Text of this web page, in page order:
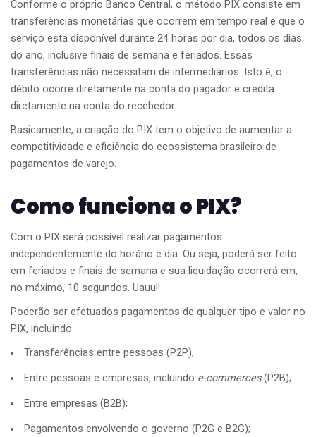
Conforme o próprio Banco Central, o método PIX consiste em
transferências monetárias que ocorrem em tempo real e que o
serviço está disponível durante 24 horas por dia, todos os dias
do ano, inclusive finais de semana e feriados. Essas
transferências não necessitam de intermediários. Isto é, o
débito ocorre diretamente na conta do pagador e credita
diretamente na conta do recebedor.
Basicamente, a criação do PIX tem o objetivo de aumentar a
competitividade e eficiência do ecossistema brasileiro de
pagamentos de varejo.
Como funciona o PIX?
Com o PIX será possível realizar pagamentos
independentemente do horário e dia. Ou seja, poderá ser feito
em feriados e finais de semana e sua liquidação ocorrerá em,
no máximo, 10 segundos. Uauu!!
Poderão ser efetuados pagamentos de qualquer tipo e valor no
PIX, incluindo:
Transferências entre pessoas (P2P);
Entre pessoas e empresas, incluindo e-commerces(P2B);
Entre empresas (B2B);
Pagamentos envolvendo o governo (P2G e B2G);